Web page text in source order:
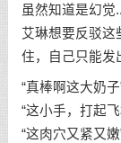
虽然知道是幻
艾琳想要反驳这
住，自己只能发
“真棒啊这大奶子
“这小手，打起
“这肉穴又紧又嫩